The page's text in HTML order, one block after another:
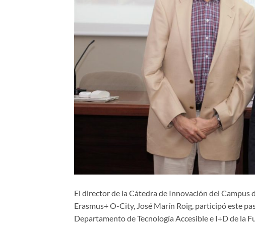
El director de la Cátedra de Innovación del
Erasmus+ O-City, José Marín Roig, participó este
Departamento de Tecnología Accesible e I+D de la